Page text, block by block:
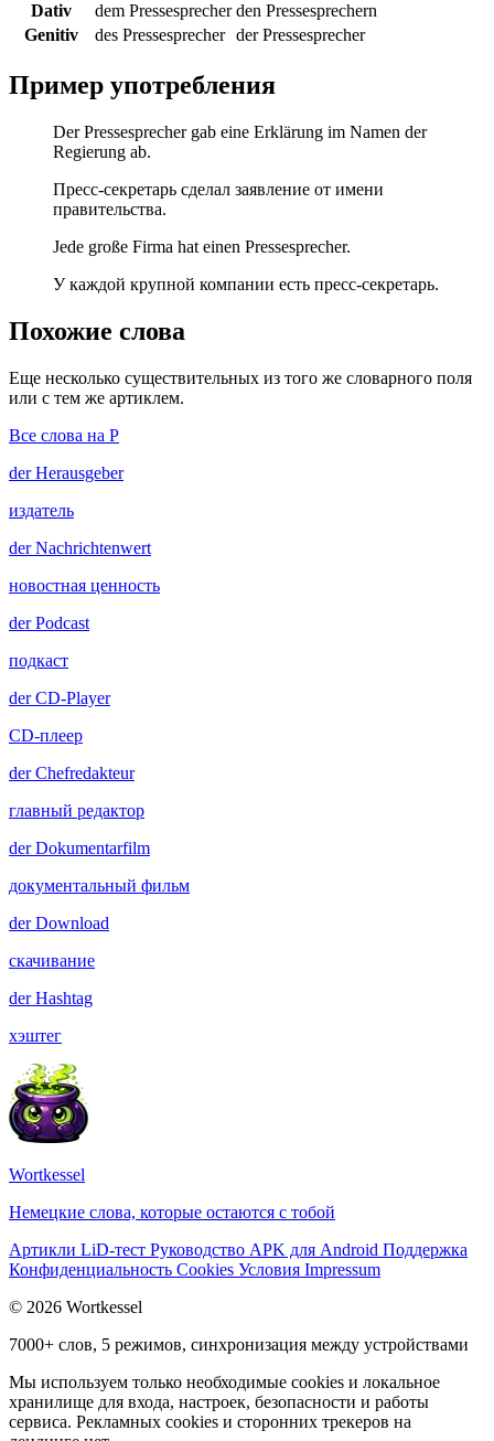
Dativ
dem Pressesprecher den Pressesprechern
Genitiv
des Pressesprecher der Pressesprecher
Пример употребления
Der Pressesprecher gab eine Erklärung im Namen der
Regierung ab.
Пресс-секретарь сделал заявление от имени
правительства.
Jede große Firma hat einen Pressesprecher.
У каждой крупной компании есть пресс-секретарь.
Похожие слова
Еще несколько существительных из того же словарного поля
или с тем же артиклем.
Все слова на P
derHerausgeber
издатель
derNachrichtenwert
новостная ценность
derPodcast
подкаст
derCD-Player
CD-плеер
derChefredakteur
главный редактор
derDokumentarfilm
документальный фильм
derDownload
скачивание
derHashtag
хэштег
Wortkessel
Немецкие слова, которые остаются с тобой
Артикли LiD-тест Руководство APK для Android Поддержка
Конфиденциальность Cookies Условия Impressum
© 2026 Wortkessel
7000+ слов, 5 режимов, синхронизация между устройствами
Мы используем только необходимые cookies и локальное
хранилище для входа, настроек, безопасности и работы
сервиса. Рекламных cookies и сторонних трекеров на